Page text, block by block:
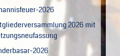
2026
2026 mit
2026